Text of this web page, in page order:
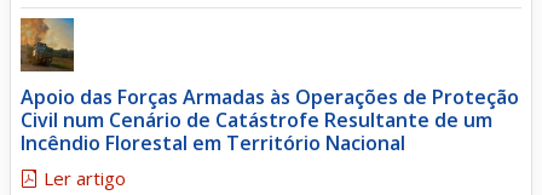
Apoio das Forças Armadas às Operações de Proteção
Civil num Cenário de Catástrofe Resultante de um
Incêndio Florestal em Território Nacional
Ler artigo